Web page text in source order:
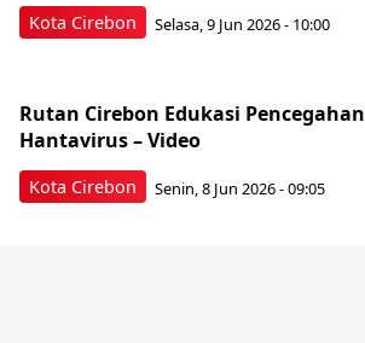
Kota Cirebon Selasa, 9 Jun 2026 - 10:00
Kota Cirebon
Rutan Cirebon Edukasi Pencegahan
Hantavirus – Video
Senin, 8 Jun 2026 - 09:05